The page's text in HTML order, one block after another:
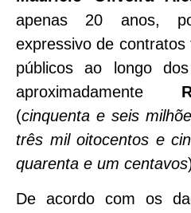
apenas 20 anos,
expressivo de
públicos ao longo
aproximadamente
(cinquenta e seis
três mil oitocentos e
quarenta e um centavos
De acordo com os